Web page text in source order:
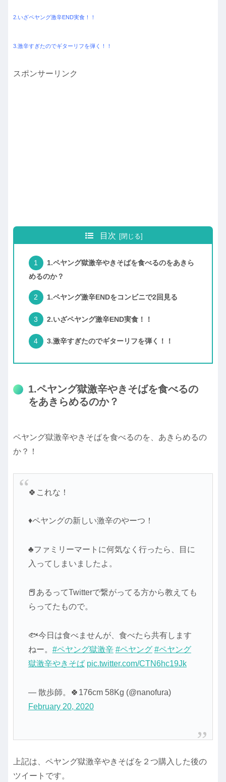
2.いざペヤング激辛END実食！！
3.激辛すぎたのでギターリフを弾く！！
スポンサーリンク
目次
1.ペヤング獄激辛やきそばを食べるのをあきら
めるのか？
1.ペヤング激辛ENDをコンビニで2回見る
2.いざペヤング激辛END実食！！
3.激辛すぎたのでギターリフを弾く！！
1.ペヤング獄激辛やきそばを食べるの
をあきらめるのか？
ペヤング獄激辛やきそばを食べるのを、あきらめるの
か？！
🍀これな！
♦ペヤングの新しい激辛のやーつ！
♣ファミリーマートに何気なく行ったら、目に
入ってしまいましたよ。
📕あるってTwitterで繋がってる方から教えても
らってたもので。
🐟今日は食べませんが、食べたら共有します
ねー。 #ペヤング獄激辛 #ペヤング #ペヤング
獄激辛やきそば pic.twitter.com/CTN6hc19Jk
— 散歩師。🍀176cm 58Kg (@nanofura)
February 20, 2020
上記は、ペヤング獄激辛やきそばを２つ購入した後の
ツイートです。